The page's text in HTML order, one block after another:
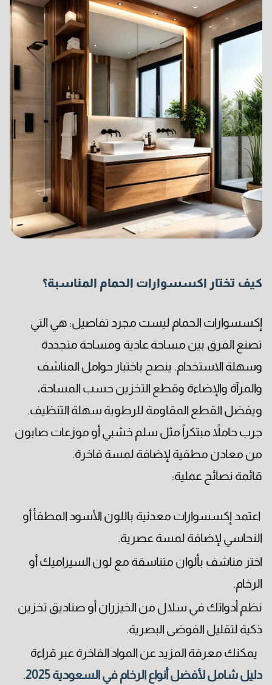
الجنسية
رقم الهاتف
كيف تختار اكسسوارات الحمام المناسبة؟
إكسسوارات الحمام ليست مجرد تفاصيل: هي التي
تصنع الفرق بين مساحة عادية ومساحة متجددة
وسهلة الاستخدام. ينصح باختيار حوامل المناشف
والمرآة والإضاءة وقطع التخزين حسب المساحة،
ويفضل القطع المقاومة للرطوبة سهلة التنظيف.
جرب حاملاً مبتكراً مثل سلم خشبي أو موزعات صابون
من معادن مطفية لإضافة لمسة فاخرة.
قائمة نصائح عملية:
اعتمد إكسسوارات معدنية باللون الأسود المطفأ أو
النحاسي لإضافة لمسة عصرية.
اختر مناشف بألوان متناسقة مع لون السيراميك أو
الرخام.
نظم أدواتك في سلال من الخيزران أو صناديق تخزين
ذكية لتقليل الفوضى البصرية.
يمكنك معرفة المزيد عن المواد الفاخرة عبر قراءة
دليل شامل لأفضل أنواع الرخام في السعودية 2025
.